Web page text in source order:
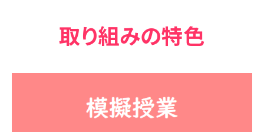
取り組みの特色